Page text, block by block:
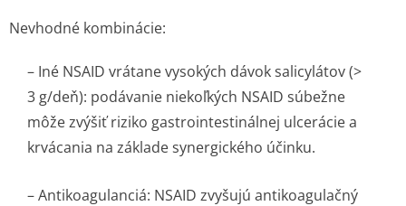
Nevhodné kombinácie:
– Iné NSAID vrátane vysokých dávok salicylátov(>
3 g/deň): podávanie niekoľkých NSAID súbežne
môže zvýšiť riziko gastrointestinálnej ulcerácie a
krvácania na základe synergického účinku.
–Antikoagulanciá: NSAID zvyšujú antikoagulačný